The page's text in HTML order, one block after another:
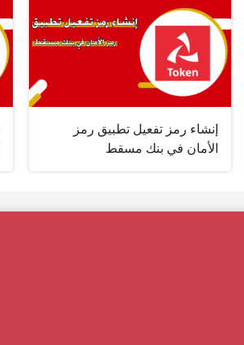
إنشاء رمز تفعيل تطبيق رمز
الأمان في بنك مسقط